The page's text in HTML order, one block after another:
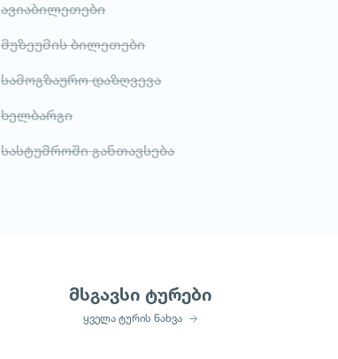
ავიაბილეთები
მუზეუმის ბილეთები
სამოგზაურო დაზღვევა
ხელბარგი
სასტუმროში განთავსება
მსგავსი ტურები
ყველა ტურის ნახვა